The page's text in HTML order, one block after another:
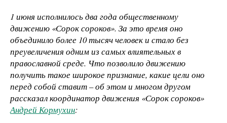
1 июня исполнилось два года общественному
движению «Сорок сороков». За это время оно
объединило более 10 тысяч человек и стало без
преувеличения одним из самых влиятельных в
православной среде. Что позволило движению
получить такое широкое признание, какие цели оно
перед собой ставит – об этом и многом другом
рассказал координатор движения «Сорок сороков»
Андрей Кормухин: